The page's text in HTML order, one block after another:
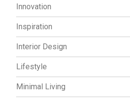
Innovation
Inspiration
Interior Design
Lifestyle
Minimal Living